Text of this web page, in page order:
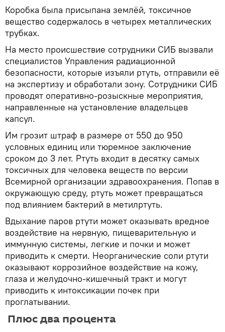
Коробка была присыпана землёй, токсичное
вещество содержалось в четырех металлических
трубках.
На место происшествие сотрудники СИБ вызвали
специалистов Управления радиационной
безопасности, которые изъяли ртуть, отправили её
на экспертизу и обработали зону. Сотрудники СИБ
проводят оперативно-розыскные мероприятия,
направленные на установление владельцев
капсул.
Им грозит штраф в размере от 550 до 950
условных единиц или тюремное заключение
сроком до 3 лет. Ртуть входит в десятку самых
токсичных для человека веществ по версии
Всемирной организации здравоохранения. Попав в
окружающую среду, ртуть может превращаться
под влиянием бактерий в метилртуть.
Вдыхание паров ртути может оказывать вредное
воздействие на нервную, пищеварительную и
иммунную системы, легкие и почки и может
приводить к смерти. Неорганические соли ртути
оказывают коррозийное воздействие на кожу,
глаза и желудочно-кишечный тракт и могут
приводить к интоксикации почек при
проглатывании.
Плюс два процента